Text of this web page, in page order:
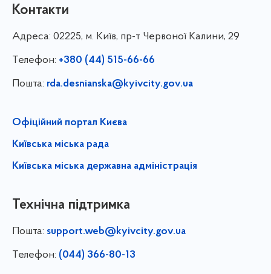
Контакти
Адреса: 02225, м. Київ, пр-т Червоної Калини, 29
Телефон: +380 (44) 515-66-66
Пошта: rda.desnianska@kyivcity.gov.ua
Офіційний портал Києва
Київська міська рада
Київська міська державна адміністрація
Технічна підтримка
Пошта: support.web@kyivcity.gov.ua
Телефон: (044) 366-80-13